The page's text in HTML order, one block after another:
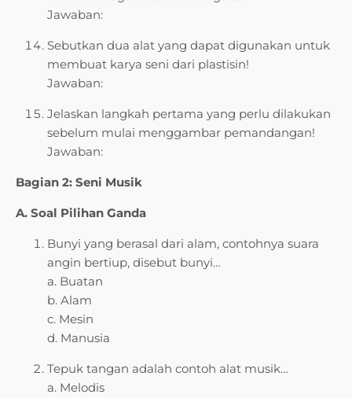
Jawaban:
Sebutkan dua alat yang dapat digunakan untuk
membuat karya seni dari plastisin!
Jawaban:
Jelaskan langkah pertama yang perlu dilakukan
sebelum mulai menggambar pemandangan!
Jawaban:
Bagian 2: Seni Musik
A. Soal Pilihan Ganda
Bunyi yang berasal dari alam, contohnya suara
angin bertiup, disebut bunyi…
a. Buatan
b. Alam
c. Mesin
d. Manusia
Tepuk tangan adalah contoh alat musik…
a. Melodis